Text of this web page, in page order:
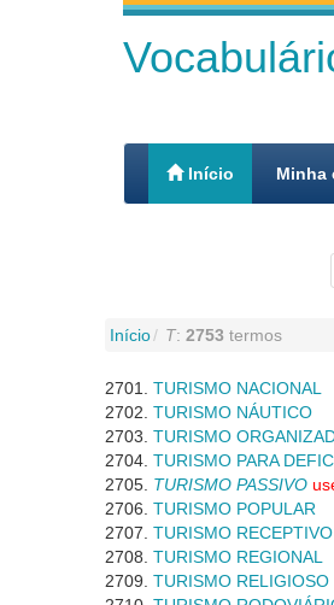
Início Minha
Início T: 2753 termos
TURISMO NACIONAL
TURISMO NÁUTICO
TURISMO
TURISMO PARA
TURISMO PASSIVO
TURISMO POPULAR
TURISMO RECEPTIVO
TURISMO REGIONAL
TURISMO RELIGIOSO